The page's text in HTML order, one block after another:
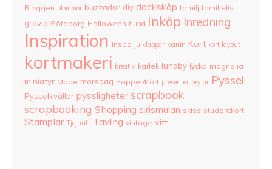
Bloggen blommor buzzador diy dockskåp familj familjeliv
gravid Göteborg Halloween hund Inköp Inredning
Inspiration inspo julklappar kanin Kort kort layout
kortmakeri kreativ kärlek lundby lycka magnolia
miniatyr Mode morsdag Papper/Kort presenter prylar Pyssel
Pysselkvällar pyssligheter scrapbook
scrapbooking Shopping sirismulan skiss studentkort
Stämplar Tjejträff Tävling vintage vitt